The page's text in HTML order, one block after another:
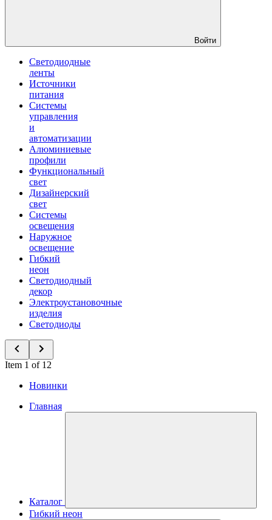
Войти
Светодиодные
ленты
Источники
питания
Системы
управления
и
автоматизации
Алюминиевые
профили
Функциональный
свет
Дизайнерский
свет
Системы
освещения
Наружное
освещение
Гибкий
неон
Светодиодный
декор
Электроустановочные
изделия
Светодиоды
Item 1 of 12
Новинки
Главная
Каталог
Гибкий неон